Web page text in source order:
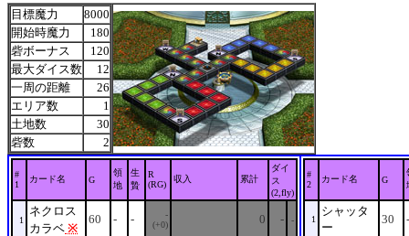
目標魔力
8000
開始時魔力
180
砦ボーナス
120
最大ダイス数
12
一周の距離
26
エリア数
1
土地数
30
砦数
2
#
1
カード名 G
領
地
生
贄
R
(RG)
収入 累計
ダイ
ス
(2,fly)
1
ネクロス
カラベ ※
60 - -
-
(+0)
0 - -
#
2
カード名 G
1
シャッタ
ー
30 -